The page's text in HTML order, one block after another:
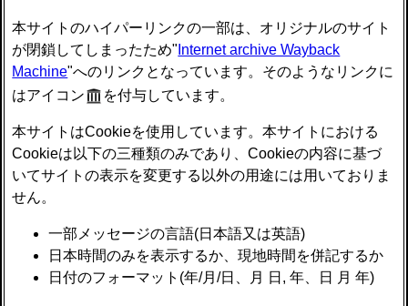
本サイトのハイパーリンクの一部は、オリジナルのサイト
が閉鎖してしまったため" Internet archive Wayback
Machine"へのリンクとなっています。そのようなリンクに
はアイコン
を付与しています。
本サイトはCookieを使用しています。本サイトにおける
Cookieは以下の三種類のみであり、Cookieの内容に基づ
いてサイトの表示を変更する以外の用途には用いておりま
せん。
一部メッセージの言語(日本語又は英語)
日本時間のみを表示するか、現地時間を併記するか
日付のフォーマット(年/月/日、月 日, 年、日 月 年)